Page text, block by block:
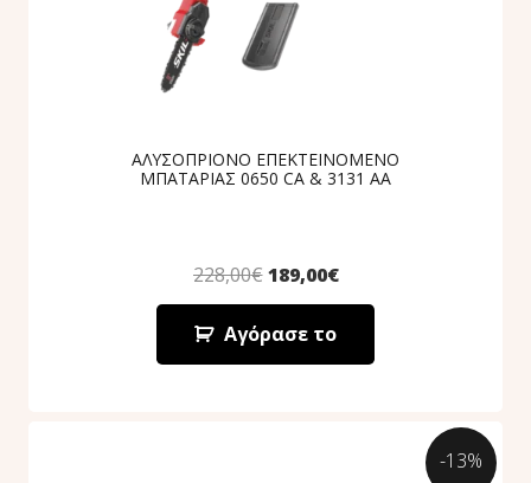
ΑΛΥΣΟΠΡΙΟΝΟ ΕΠΕΚΤΕΙΝΟΜΕΝΟ
ΜΠΑΤΑΡΙΑΣ 0650 CA & 3131 AA
228,00€ 189,00€
Αγόρασε το
-13%